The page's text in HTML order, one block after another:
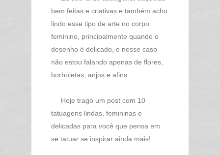
bem feitas e criativas e também acho
lindo esse tipo de arte no corpo
feminino, principalmente quando o
desenho é delicado, e nesse caso
não estou falando apenas de flores,
borboletas, anjos e afins.
Hoje trago um post com 10
tatuagens lindas, femininas e
delicadas para você que pensa em
se tatuar se inspirar ainda mais!